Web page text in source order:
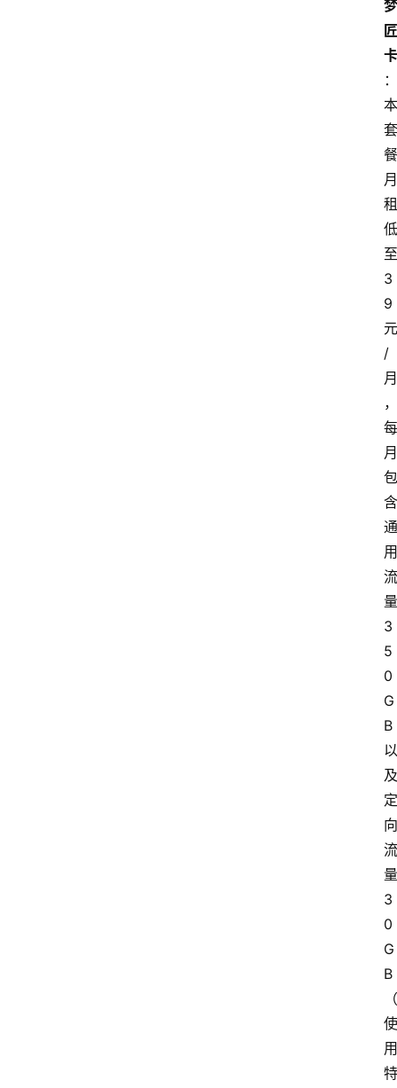
梦
匠
卡
：
本
套
餐
月
租
低
至
3
9
元
/
月
，
每
月
包
含
通
用
流
量
3
5
0
G
B
以
及
定
向
流
量
3
0
G
B
（
使
用
特